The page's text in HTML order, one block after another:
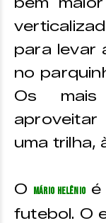
para levar
no
Os mais
uma trilha,
O Mário Helênioé
futebol. O